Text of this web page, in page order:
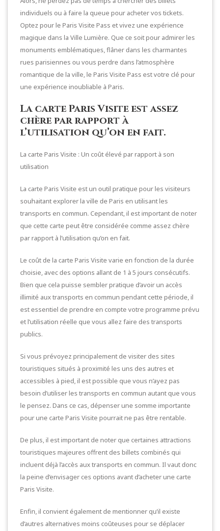
individuels ou à faire la queue pour acheter vos tickets.
Optez pour le Paris Visite Pass et vivez une expérience
magique dans la Ville Lumière. Que ce soit pour admirer les
monuments emblématiques, flâner dans les charmantes
rues parisiennes ou vous perdre dans l’atmosphère
romantique de la ville, le Paris Visite Pass est votre clé pour
une expérience inoubliable à Paris.
La carte Paris Visite est assez
chère par rapport à
l’utilisation qu’on en fait.
La carte Paris Visite : Un coût élevé par rapport à son
utilisation
La carte Paris Visite est un outil pratique pour les visiteurs
souhaitant explorer la ville de Paris en utilisant les
transports en commun. Cependant, il est important de noter
que cette carte peut être considérée comme assez chère
par rapport à l’utilisation qu’on en fait.
Le coût de la carte Paris Visite varie en fonction de la durée
choisie, avec des options allant de 1 à 5 jours consécutifs.
Bien que cela puisse sembler pratique d’avoir un accès
illimité aux transports en commun pendant cette période, il
est essentiel de prendre en compte votre programme prévu
et l’utilisation réelle que vous allez faire des transports
publics.
Si vous prévoyez principalement de visiter des sites
touristiques situés à proximité les uns des autres et
accessibles à pied, il est possible que vous n’ayez pas
besoin d’utiliser les transports en commun autant que vous
le pensez. Dans ce cas, dépenser une somme importante
pour une carte Paris Visite pourrait ne pas être rentable.
De plus, il est important de noter que certaines attractions
touristiques majeures offrent des billets combinés qui
incluent déjà l’accès aux transports en commun. Il vaut donc
la peine d’envisager ces options avant d’acheter une carte
Paris Visite.
Enfin, il convient également de mentionner qu’il existe
d’autres alternatives moins coûteuses pour se déplacer